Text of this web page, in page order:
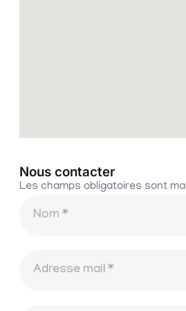
Nous contacter
Les champs obligatoires sont